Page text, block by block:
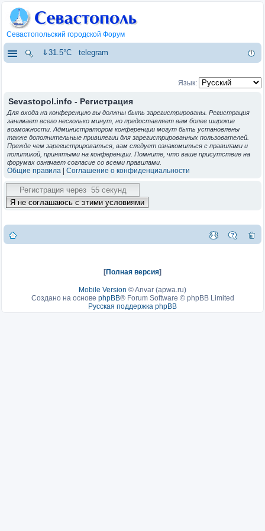
Севастопольский городской Форум
⇓31.5°C telegram
Язык:
Sevastopol.info - Регистрация
Для входа на конференцию вы должны быть зарегистрированы. Регистрация
занимает всего несколько минут, но предоставляет вам более широкие
возможности. Администратором конференции могут быть установлены
также дополнительные привилегии для зарегистрированных пользователей.
Прежде чем зарегистрироваться, вам следует ознакомиться с правилами и
политикой, принятыми на конференции. Помните, что ваше присутствие на
форумах означает согласие со всеми правилами.
Общие правила Соглашение о конфиденциальности
[Полная версия]
Mobile Version ©Anvar (apwa.ru)
Создано на основе phpBB® Forum Software © phpBB Limited
Русская поддержка phpBB